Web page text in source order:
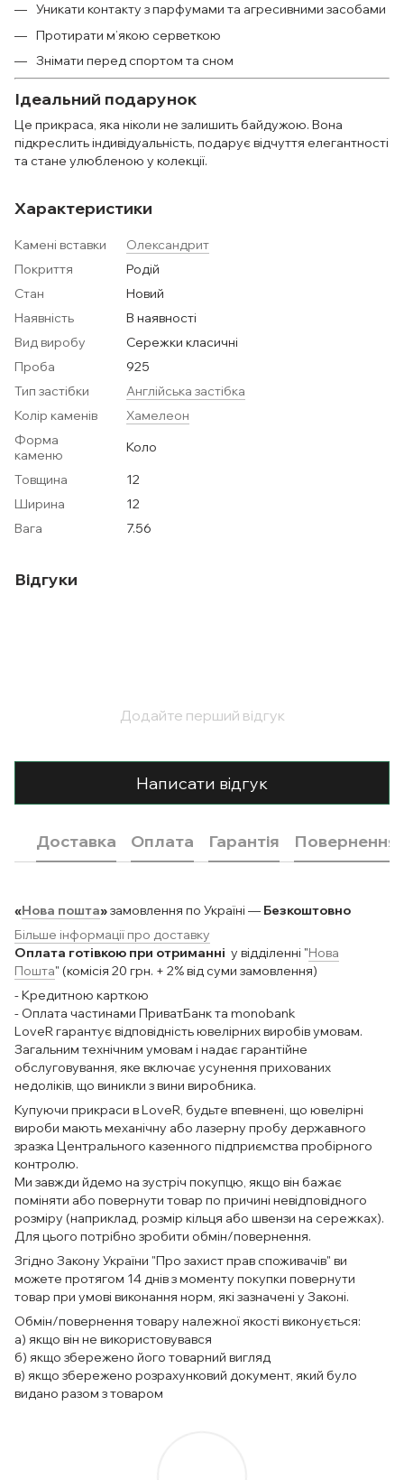
Уникати контакту з парфумами та агресивними засобами
Протирати м’якою серветкою
Знімати перед спортом та сном
Ідеальний подарунок
Це прикраса, яка ніколи не залишить байдужою. Вона
підкреслить індивідуальність, подарує відчуття елегантності
та стане улюбленою у колекції.
Характеристики
Камені вставки
Олександрит
Покриття
Родій
Стан
Новий
Наявність
В наявності
Вид виробу
Сережки класичні
Проба
925
Тип застібки
Англійська застібка
Колір каменів
Хамелеон
Форма
каменю
Коло
Товщина
12
Ширина
12
Вага
7.56
Відгуки
Додайте перший відгук
Написати відгук
Доставка Оплата Гарантія Повернення
«Нова пошта»замовлення по Україні — Безкоштовно
Більше інформації про доставку
Оплата готівкою при отриманні у відділенні "Нова
Пошта" (комісія 20 грн. + 2% від суми замовлення)
- Кредитною карткою
- Оплата частинами ПриватБанк та monobank
LoveR гарантує відповідність ювелірних виробів умовам.
Загальним технічним умовам і надає гарантійне
обслуговування, яке включає усунення прихованих
недоліків, що виникли з вини виробника.
Купуючи прикраси в LoveR, будьте впевнені, що ювелірні
вироби мають механічну або лазерну пробу державного
зразка Центрального казенного підприємства пробірного
контролю.
Ми завжди йдемо на зустріч покупцю, якщо він бажає
поміняти або повернути товар по причині невідповідного
розміру (наприклад, розмір кільця або швензи на сережках).
Для цього потрібно зробити обмін/повернення.
Згідно Закону України "Про захист прав споживачів" ви
можете протягом 14 днів з моменту покупки повернути
товар при умові виконання норм, які зазначені у Законі.
Обмін/повернення товару належної якості виконується:
а) якщо він не використовувався
б) якщо збережено його товарний вигляд
в) якщо збережено розрахунковий документ, який було
видано разом з товаром